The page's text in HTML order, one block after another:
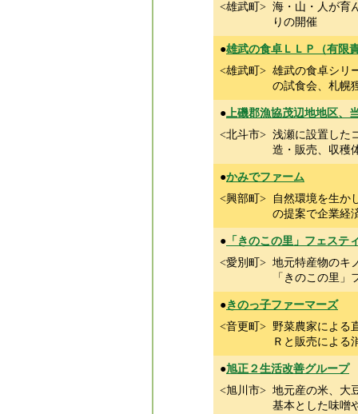
<雄武町> 海・山・人が育
りの開催
●雄武の食卓ＬＬＰ（有限
<雄武町> 雄武の食卓シリ
の試食会、札幌
●上磯郡漁協茂辺地地区、
<北斗市> 浅瀬に設置した
造・販売、収穫
●かみでファーム
<興部町>
自然環境を生か
の提案で企業経
● 「きのこの里」フェステ
<愛別町> 地元特産物のキ
「きのこの里
●きのっ子ファーマーズ
<音更町> 野菜農家による
Ｒと販売による
●旭正２生活改善グループ
<旭川市> 地元産の米、大
基本とした味噌